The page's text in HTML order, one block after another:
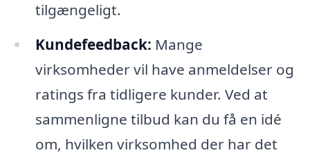
tilgængeligt.
Kundefeedback: Mange
virksomheder vil have anmeldelser og
ratings fra tidligere kunder. Ved at
sammenligne tilbud kan du få en idé
om, hvilken virksomhed der har det